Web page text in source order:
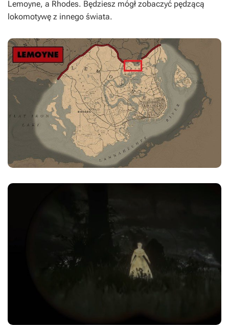
Lemoyne, a Rhodes. Będziesz mógł zobaczyć pędzącą
lokomotywę z innego świata.